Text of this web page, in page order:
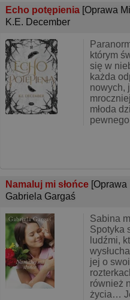
Echo potępienia [Oprawa
K.E. December
którym
się w
każda
nowych,
młoda
Namaluj mi słońce [Oprawa
Gabriela Gargaś
Sabina
Spotyka
ludźmi,
jej o
również
życia…